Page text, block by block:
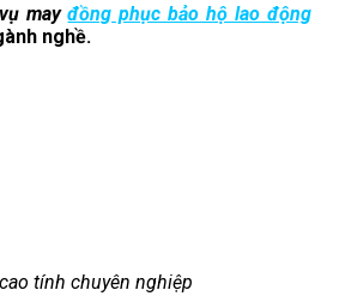
mayđồng phục bảo hộ lao động
nghề.
tính chuyên nghiệp